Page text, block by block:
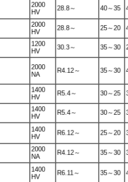
2000
HV
28.8～ 40～35
2000
HV
28.8～ 25～20
1200
HV
30.3～ 35～30
2000
NA
R4.12～ 35～30
1400
HV
R5.4～ 30～25
1400
HV
R5.4～ 30～25
1400
HV
R6.12～ 25～20
2000
NA
R4.12～ 35～30
1400
HV
R6.11～ 35～30